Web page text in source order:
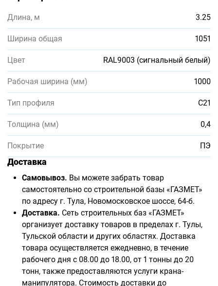
Длина, м 3.25
Ширина общая 1051
Цвет RAL9003 (сигнальный белый)
Рабочая ширина (мм) 1000
Тип профиля С21
Толщина (мм) 0,4
Покрытие ПЭ
Доставка
Самовывоз. Вы можете забрать товар
самостоятельно со строительной базы «ГАЗМЕТ»
по адресу г. Тула, Новомосковское шоссе, 64-б.
Доставка. Сеть строительных баз «ГАЗМЕТ»
организует доставку товаров в пределах г. Тулы,
Тульской области и других областях. Доставка
товара осуществляется ежедневно, в течение
рабочего дня с 08.00 до 18.00, от 1 тонны до 20
тонн, также предоставляются услуги крана-
манипулятора. Стоимость доставки до